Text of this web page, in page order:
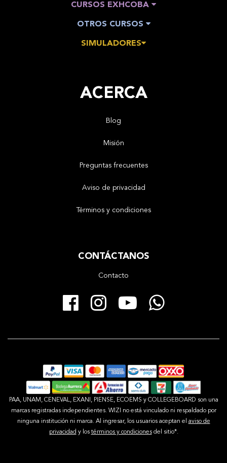
CURSOS EXHCOBA
OTROS CURSOS
SIMULADORES
ACERCA
Blog
Misión
Preguntas frecuentes
Aviso de privacidad
Términos y condiciones
CONTÁCTANOS
Contacto
Facebook
Instagram
YouTube
PAA, UNAM, CENEVAL, EXANI, PIENSE, ECOEMS y COLLEGEBOARD son una
marcas registradas independientes. WIZI no está vinculado ni respaldado por
ninguna institución ni marca. Al ingresar, los usuarios aceptan el aviso de
privacidad y los términos y condicionesdel sitio*.